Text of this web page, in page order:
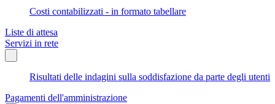
Costi contabilizzati - in formato tabellare
Liste di attesa
Servizi in rete
Risultati delle indagini sulla soddisfazione da parte degli utenti
Pagamenti dell'amministrazione